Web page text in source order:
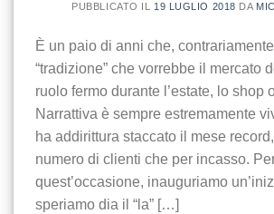
PUBBLICATO IL 19 LUGLIO 2018 DA
È un paio di anni che,
“tradizione” che vorrebbe il mercato
ruolo fermo durante l’estate, lo shop
Narrattiva è sempre estremamente
ha addirittura staccato il mese
numero di clienti che per incasso.
quest’occasione, inauguriamo
speriamo dia il “la” […]